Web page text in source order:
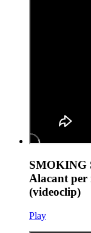
SMOKING
Alacant
(videoclip)
Play